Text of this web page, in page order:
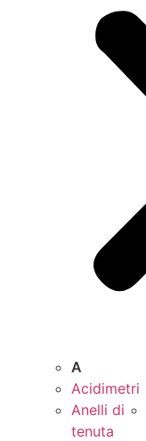
A
Acidimetri
Anelli di
tenuta